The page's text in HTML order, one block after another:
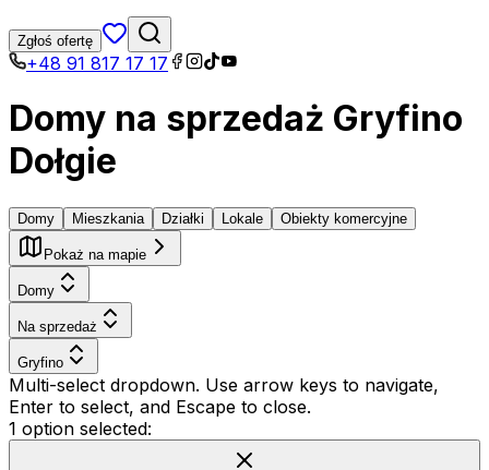
Zgłoś ofertę
+48 91 817 17 17
Domy na sprzedaż Gryfino
Dołgie
Domy Mieszkania Działki Lokale Obiekty komercyjne
Pokaż na mapie
Domy
Na sprzedaż
Gryfino
Multi-select dropdown. Use arrow keys to navigate,
Enter to select, and Escape to close.
1 option selected: